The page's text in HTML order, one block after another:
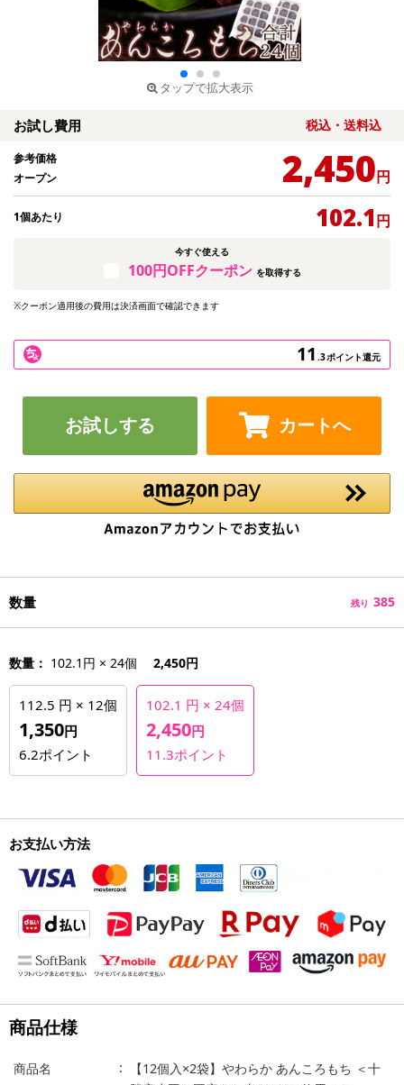
タップで拡大表示
お試し費用 税込・送料込
参考価格
オープン
2,450円
1個あたり 102.1円
今すぐ使える
100円OFFクーポン を取得する
※クーポン適用後の費用は決済画面で確認できます
11 .3ポイント還元
お試しする カートへ
数量 残り 385
数量： 102.1円 × 24個 2,450円
112.5 円 × 12個
1,350円
6.2ポイント
102.1 円 × 24個
2,450円
11.3ポイント
お支払い方法
商品仕様
商品名
【12個入×2袋】やわらか あんころもち ＜十